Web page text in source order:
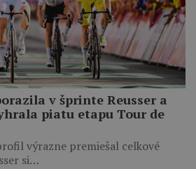
v šprinte Reusser a
piatu etapu Tour de
výrazne premiešal celkové
si…